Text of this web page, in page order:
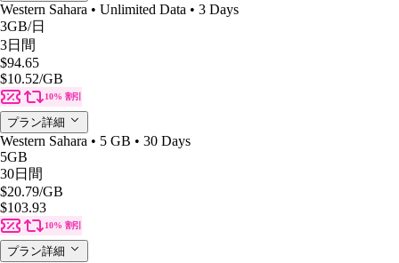
Western Sahara • Unlimited Data • 3 Days
3GB/日
3日間
$94.65
$10.52/GB
10% 割引
プラン詳細
Western Sahara • 5 GB • 30 Days
5GB
30日間
$20.79/GB
$103.93
10% 割引
プラン詳細